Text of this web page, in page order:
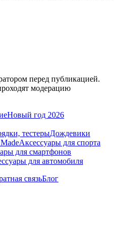
перед публикацией.
модерацию
Новый год 2026
тестерыДождевики
Аксессуары для спорта
для смартфонов
для автомобиля
связьБлог